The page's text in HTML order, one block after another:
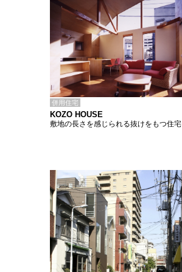
併用住宅
KOZO HOUSE
敷地の長さを感じられる抜けをもつ住宅